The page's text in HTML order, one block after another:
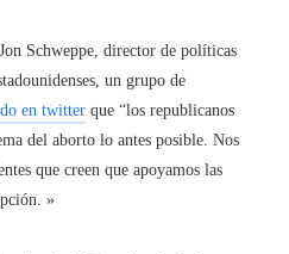
Schweppe, director de políticas
un grupo de
en twitter que “los republicanos
del aborto lo antes posible. Nos
que creen que apoyamos las
»